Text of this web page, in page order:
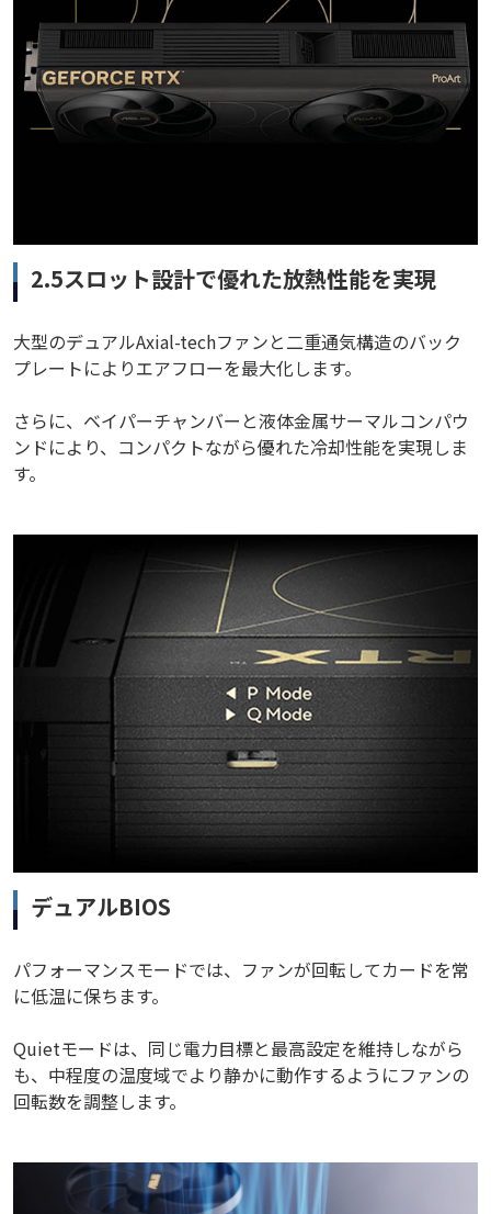
2.5スロット設計で優れた放熱性能を実現
大型のデュアルAxial-techファンと二重通気構造のバック
プレートによりエアフローを最大化します。
さらに、ベイパーチャンバーと液体金属サーマルコンパウ
ンドにより、コンパクトながら優れた冷却性能を実現しま
す。
デュアルBIOS
パフォーマンスモードでは、ファンが回転してカードを常
に低温に保ちます。
Quietモードは、同じ電力目標と最高設定を維持しながら
も、中程度の温度域でより静かに動作するようにファンの
回転数を調整します。